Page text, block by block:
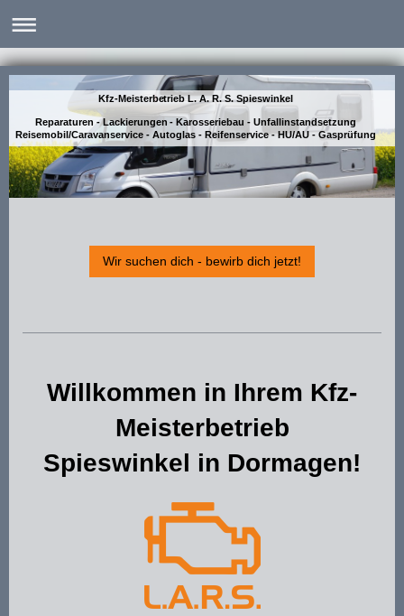
Kfz-Meisterbetrieb L. A. R. S. Spieswinkel
Reparaturen - Lackierungen - Karosseriebau - Unfallinstandsetzung
Reisemobil/Caravanservice - Autoglas - Reifenservice - HU/AU - Gasprüfung
Wir suchen dich - bewirb dich jetzt!
Willkommen in Ihrem Kfz-
Meisterbetrieb
Spieswinkel in Dormagen!